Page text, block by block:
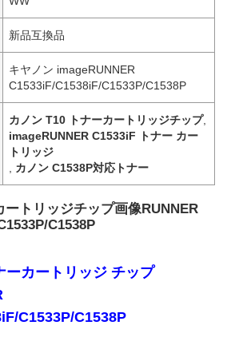
新品互換品
キヤノン imageRUNNER
C1533iF/C1538iF/C1533P/C1538P
カノン T10 トナーカートリッジチップ,
imageRUNNER C1533iF トナー カー
トリッジ
カノン C1538P対応トナー
ートリッジチップ画像RUNNER
C1538P
ーカートリッジ チップ
C1533P/C1538P